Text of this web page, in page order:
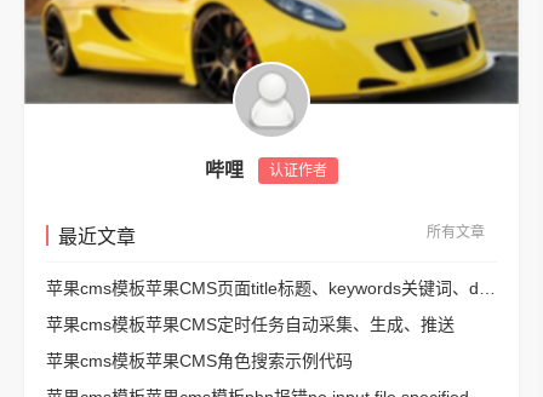
哔哩 认证作者
最近文章 所有文章
苹果cms模板苹果CMS定时任务自动采集、生成、推送
苹果cms模板苹果CMS角色搜索示例代码